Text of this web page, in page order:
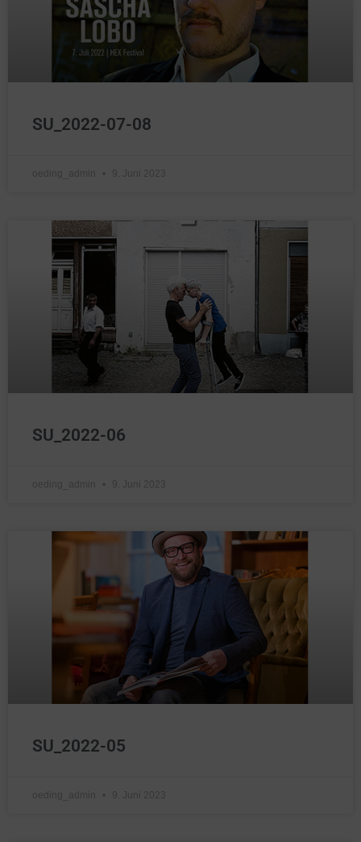
SU_2022-07-08
oeding_admin 9. Juni 2023
SU_2022-06
oeding_admin 9. Juni 2023
SU_2022-05
oeding_admin 9. Juni 2023